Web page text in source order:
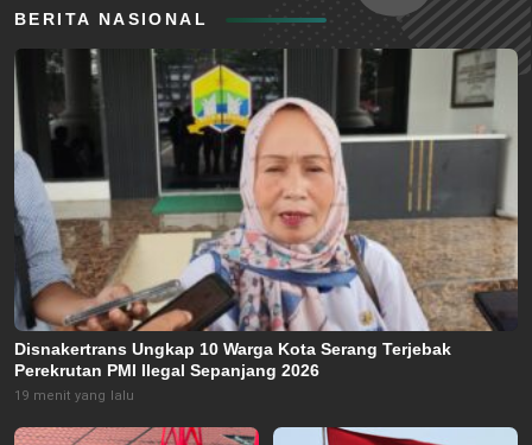
BERITA NASIONAL
Disnakertrans Ungkap 10 Warga Kota Serang Terjebak
Perekrutan PMI Ilegal Sepanjang 2026
19 menit yang lalu